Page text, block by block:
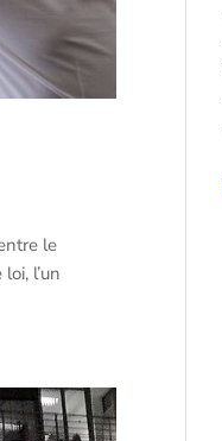
le
l’un